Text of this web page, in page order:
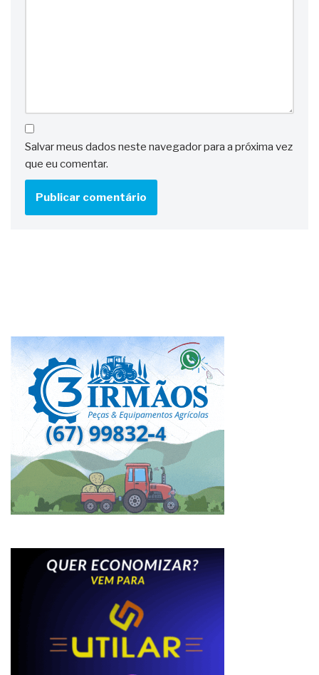
Salvar meus dados neste navegador para a próxima vez
que eu comentar.